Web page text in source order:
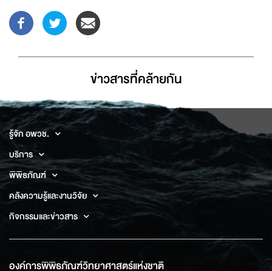
ข่าวสารที่่คล้ายกัน
รู้จัก อพวช.
บริการ
พิพิธภัณฑ์
คลังความรู้และงานวิจัย
กิจกรรมและข่าวสาร
องค์การพิพิธภัณฑ์วิทยาศาสตร์แห่งชาติ